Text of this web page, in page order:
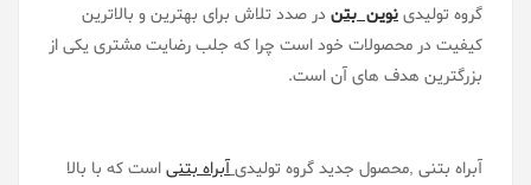
گروه تولیدینوین بتن در صدد تلاش برای بهترین و بالاترین
کیفیت در محصولات خود است چرا که جلب رضایت مشتری یکی از
بزرگترین هدف های آن است.
آبراه بتنی ,محصول جدید گروه تولیدیآبراه بتنیاست که با بالا